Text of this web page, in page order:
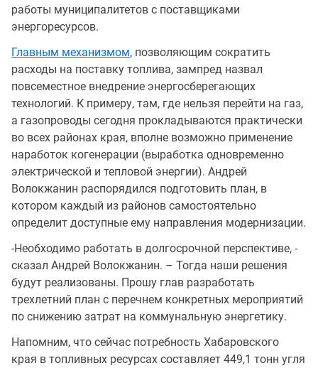
работы муниципалитетов с поставщиками
энергоресурсов.
Главным механизмом, позволяющим сократить
расходы на поставку топлива, зампред назвал
повсеместное внедрение энергосберегающих
технологий. К примеру, там, где нельзя перейти на газ,
а газопроводы сегодня прокладываются практически
во всех районах края, вполне возможно применение
наработок когенерации (выработка одновременно
электрической и тепловой энергии). Андрей
Волокжанин распорядился подготовить план, в
котором каждый из районов самостоятельно
определит доступные ему направления модернизации.
-Необходимо работать в долгосрочной перспективе, -
сказал Андрей Волокжанин. – Тогда наши решения
будут реализованы. Прошу глав разработать
трехлетний план с перечнем конкретных мероприятий
по снижению затрат на коммунальную энергетику.
Напомним, что сейчас потребность Хабаровского
края в топливных ресурсах составляет 449,1 тонн угля